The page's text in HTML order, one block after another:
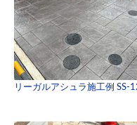
リーガルアシュラ施工例 SS-